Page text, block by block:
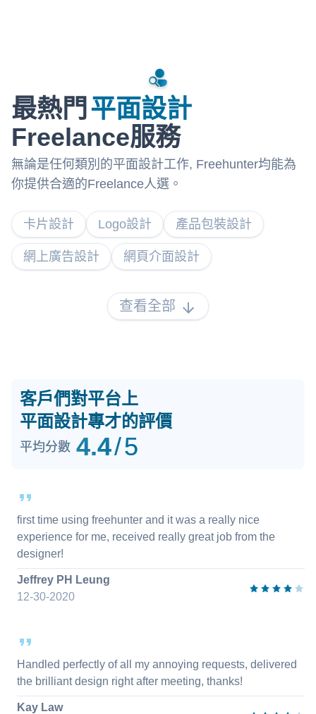
取我的 《Services & Price Guide》，收費透明，無額外隱藏
anthonychui@antzdesign.com Instagram : antzdesign.ac
Website : https://antzdesign.com
最熱門 平面設計
Freelance服務
無論是任何類別的平面設計工作, Freehunter均能為
你提供合適的Freelance人選。
卡片設計 Logo設計 產品包裝設計
網上廣告設計 網頁介面設計
查看全部
客戶們對平台上
平面設計專才的評價
平均分數 4.4/5
first time using freehunter and it was a really nice
experience for me, received really great job from the
designer!
Jeffrey PH Leung
12-30-2020
Handled perfectly of all my annoying requests, delivered
the brilliant design right after meeting, thanks!
Kay Law